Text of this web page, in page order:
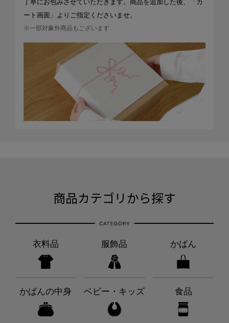
丁寧にお包みさせていただきます。商品を追加した後、「カ
ート画面」よりご指定くださいませ。
※一部対象外商品もございます
商品カテゴリから探す
衣料品 服飾品 かばん
かばんの中身 ベビー・キッズ 食品